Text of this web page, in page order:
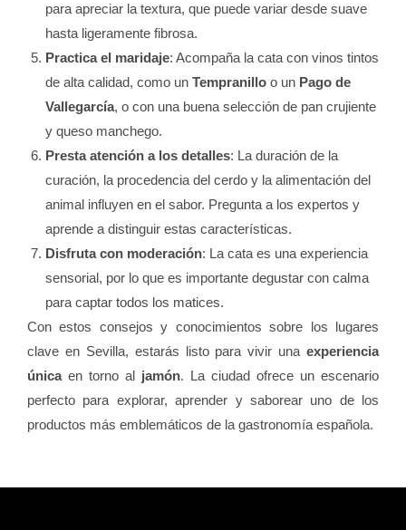
para apreciar la textura, que puede variar desde suave
hasta ligeramente fibrosa.
Practica el maridaje: Acompaña la cata con vinos tintos
de alta calidad, como un Tempranillo o un Pago de
Vallegarcía, o con una buena selección de pan crujiente
y queso manchego.
Presta atención a los detalles: La duración de la
curación, la procedencia del cerdo y la alimentación del
animal influyen en el sabor. Pregunta a los expertos y
aprende a distinguir estas características.
Disfruta con moderación: La cata es una experiencia
sensorial, por lo que es importante degustar con calma
para captar todos los matices.
Con estos consejos y conocimientos sobre los lugares
clave en Sevilla, estarás listo para vivir una experiencia
únicaen torno al jamón. La ciudad ofrece un escenario
perfecto para explorar, aprender y saborear uno de los
productos más emblemáticos de la gastronomía española.